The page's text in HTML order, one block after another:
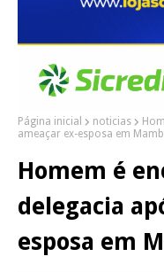
Página inicial noticias
ameaçar ex-esposa em
Homem é
delegacia
esposa em